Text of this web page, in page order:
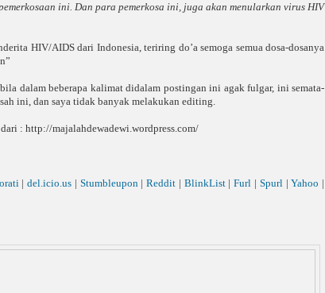
ini. Dan para pemerkosa ini, juga akan menularkan virus HIV
HIV/AIDS dari Indonesia, teriring do’a semoga semua dosa-dosanya
dalam beberapa kalimat didalam postingan ini agak fulgar, ini semata-
ini, dan saya tidak banyak melakukan editing.
: http://majalahdewadewi.wordpress.com/
|del.icio.us Stumbleupon|Reddit BlinkList|Furl Spurl|Yahoo